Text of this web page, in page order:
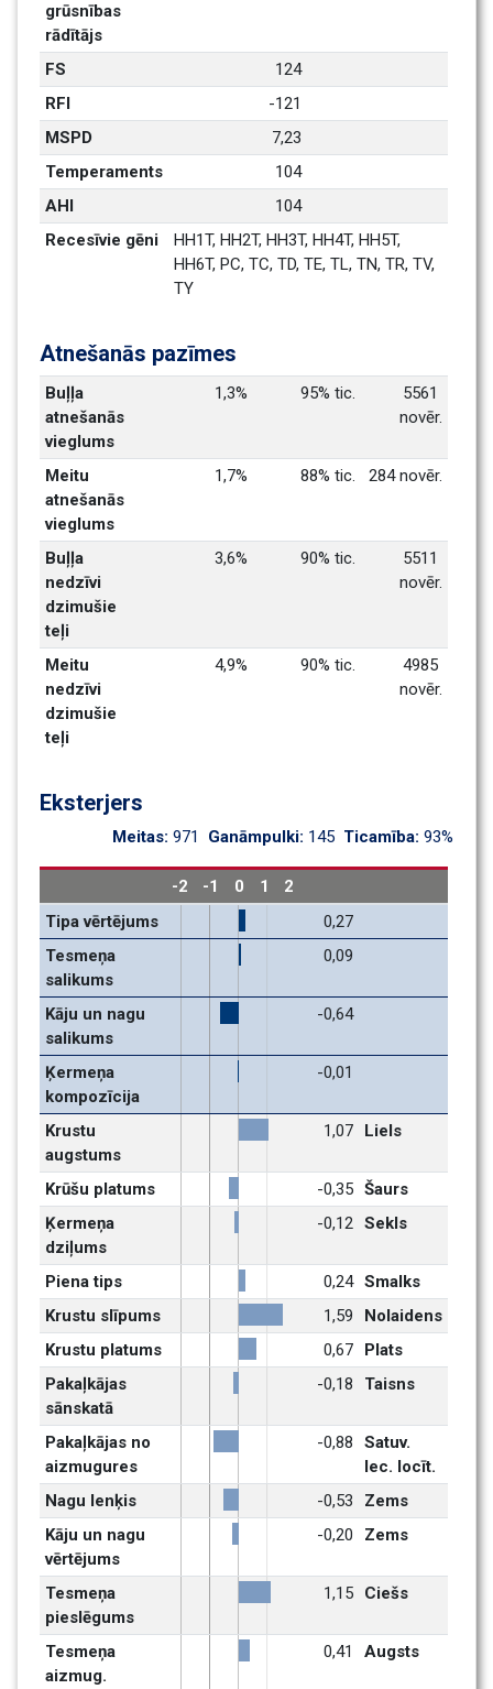
grūsnības
rādītājs
FS
124
RFI
-121
MSPD
7,23
Temperaments
104
AHI
104
Recesīvie gēni
HH1T, HH2T, HH3T, HH4T, HH5T,
HH6T, PC, TC, TD, TE, TL, TN, TR, TV,
TY
Atnešanās pazīmes
Buļļa
atnešanās
vieglums
1,3% 95% tic.
5561
novēr.
Meitu
atnešanās
vieglums
1,7% 88% tic. 284 novēr.
Buļļa
nedzīvi
dzimušie
teļi
3,6% 90% tic.
5511
novēr.
Meitu
nedzīvi
dzimušie
teļi
4,9% 90% tic.
4985
novēr.
Eksterjers
Meitas: 971 Ganāmpulki: 145 Ticamība: 93%
-2 -1 0 1
2
Tipa vērtējums
0,27
Tesmeņa
salikums
0,09
Kāju un nagu
salikums
-0,64
Ķermeņa
kompozīcija
-0,01
Krustu
augstums
1,07 Liels
Krūšu platums -0,35 Šaurs
Ķermeņa
dziļums
-0,12 Sekls
Piena tips 0,24 Smalks
Krustu slīpums
1,59
Nolaidens
Krustu platums
0,67
Plats
Pakaļkājas
sānskatā
-0,18 Taisns
Pakaļkājas no
aizmugures
-0,88
Satuv.
lec. locīt.
Nagu lenķis
-0,53
Zems
Kāju un nagu
vērtējums
-0,20 Zems
Tesmeņa
pieslēgums
1,15 Ciešs
Tesmeņa
aizmug.
0,41 Augsts